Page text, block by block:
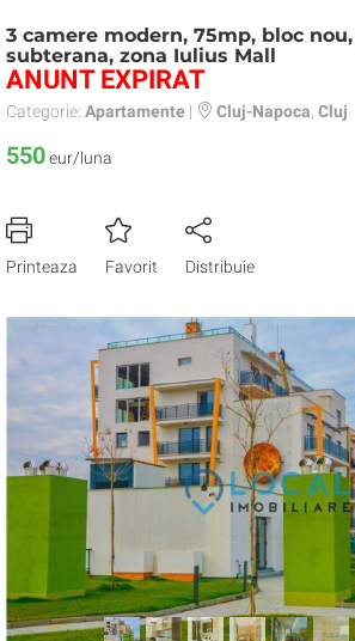
3 camere modern, 75mp, bloc
subterana, zona Iulius Mall
ANUNT EXPIRAT
Categorie: Apartamente | Cluj-Napoca Cluj
550eur/luna
Printeaza Favorit Distribuie